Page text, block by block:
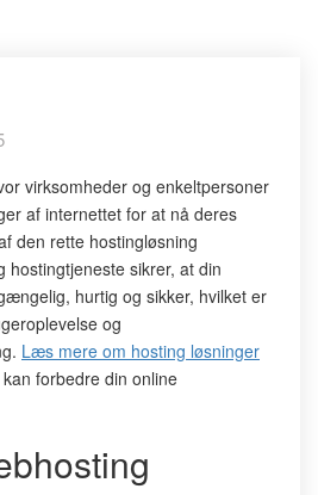
virksomheder og enkeltpersoner
af internettet for at nå deres
den rette hostingløsning
hostingtjeneste sikrer, at din
hurtig og sikker, hvilket er
og
Læs mere om hosting løsninger
forbedre din online